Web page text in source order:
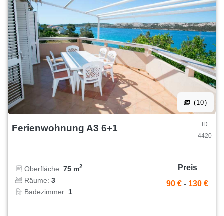
(10)
Ferienwohnung A3 6+1
ID
4420
Oberfläche: 75 m2
Räume: 3
Badezimmer: 1
Preis
90 € - 130 €